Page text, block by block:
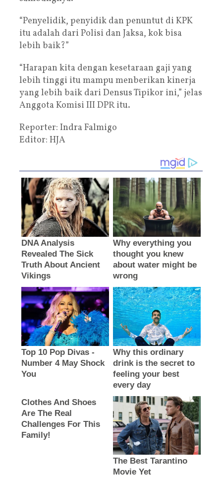
“Penyelidik, penyidik dan penuntut di KPK
itu adalah dari Polisi dan Jaksa, kok bisa
lebih baik?”
“Harapan kita dengan kesetaraan gaji yang
lebih tinggi itu mampu menberikan kinerja
yang lebih baik dari Densus Tipikor ini,” jelas
Anggota Komisi III DPR itu.
Reporter: Indra Falmigo
Editor: HJA